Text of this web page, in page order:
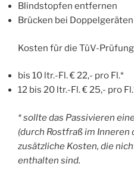
Blindstopfen entfernen
Brücken bei
Kosten für die TüV-
bis 10 ltr.-Fl. € 22,- pro Fl.*
12 bis 20 ltr.-Fl. € 25,- pro
* sollte das Passivieren
(durch Rostfraß im Inneren
zusätzliche Kosten, die
enthalten sind.